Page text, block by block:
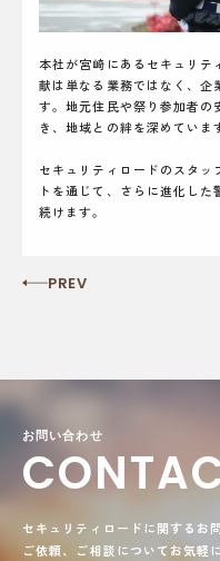
本社が宮崎にあるセキュリテ
献は単なる業務ではなく、企
す。地元住民や祭り参加者の
き、地域との絆を深めていま
セキュリティロードのスタッ
トを通じて、さらに進化した
続けます。
PREV
お問い合わせ
セキュリティロードに関するお
ご依頼、ご相談についてお気軽